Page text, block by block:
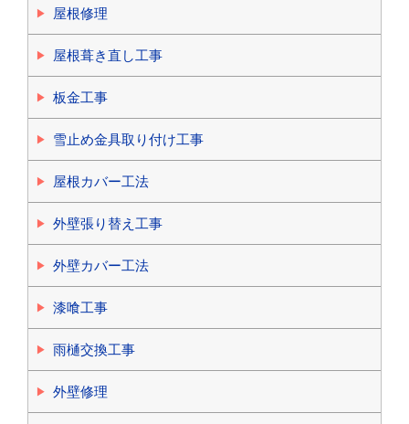
屋根修理
屋根葺き直し工事
板金工事
雪止め金具取り付け工事
屋根カバー工法
外壁張り替え工事
外壁カバー工法
漆喰工事
雨樋交換工事
外壁修理